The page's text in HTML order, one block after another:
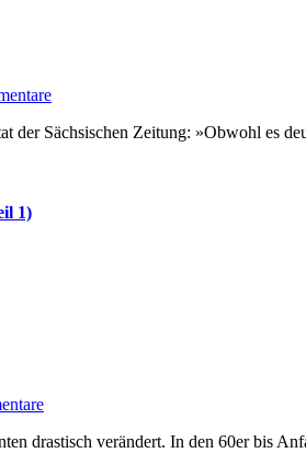
der Sächsischen Zeitung: »Obwohl
1)
drastisch verändert. In den 60er bis